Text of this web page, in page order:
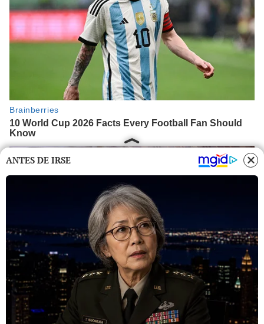
ANTES DE IRSE